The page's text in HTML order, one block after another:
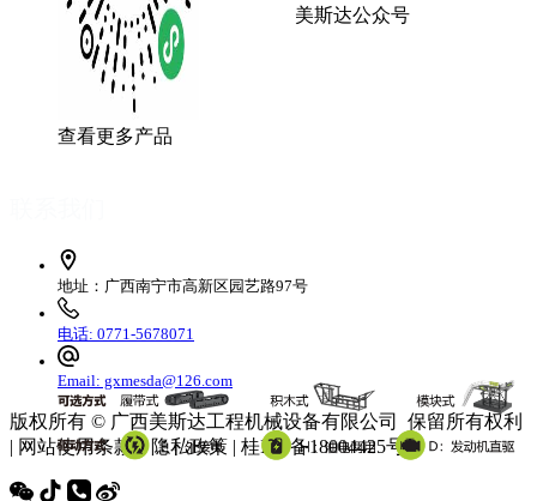
查看更多产品
美斯达公众号
地址：广西南宁市高新区园艺路97号
电话: 0771-5678071
Email: gxmesda@126.com
版权所有 © 广西美斯达工程机械设备有限公司 保留所有权利
| 网站使用条款 | 隐私政策 | 桂ICP备18004425号-3